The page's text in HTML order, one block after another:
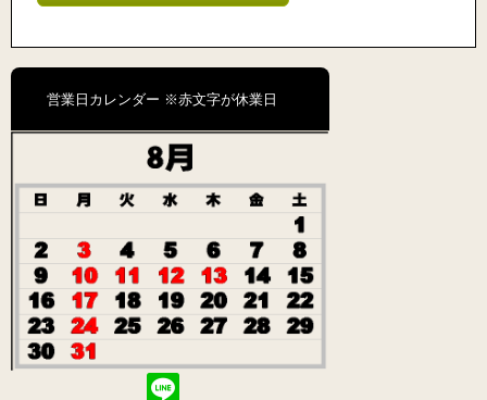
営業日カレンダー ※赤文字が休業日